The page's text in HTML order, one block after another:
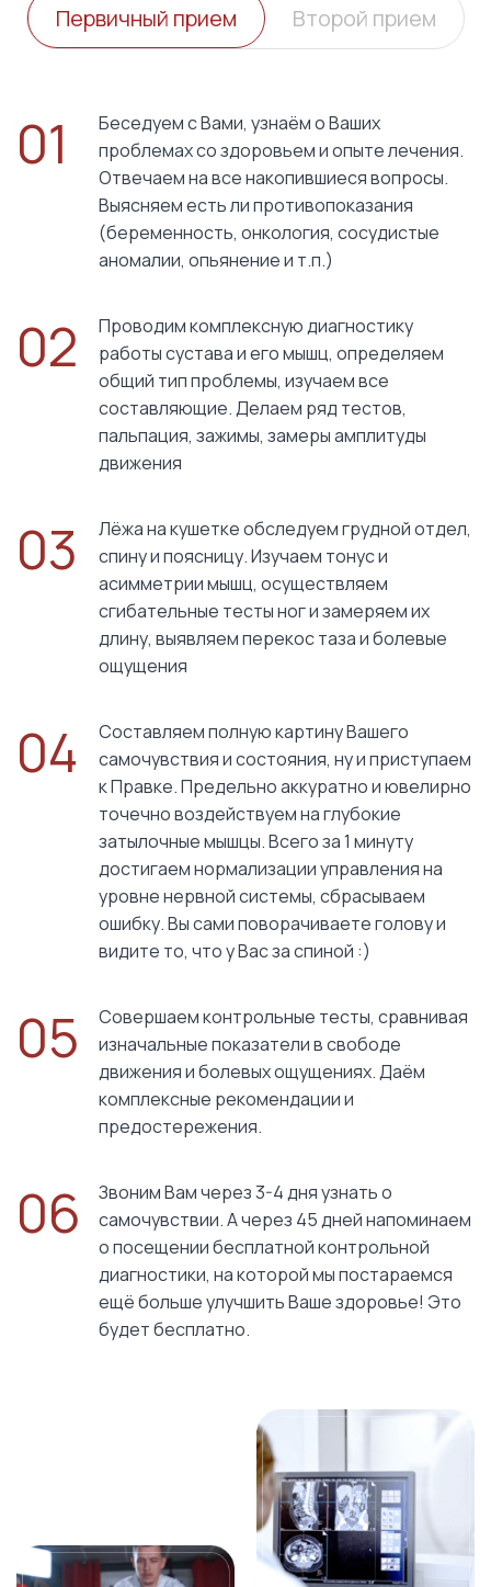
Первичный прием Второй прием
01
Беседуем с Вами, узнаём о Ваших
проблемах со здоровьем и опыте лечения.
Отвечаем на все накопившиеся вопросы.
Выясняем есть ли противопоказания
(беременность, онкология, сосудистые
аномалии, опьянение и т.п.)
02
Проводим комплексную диагностику
работы сустава и его мышц, определяем
общий тип проблемы, изучаем все
составляющие. Делаем ряд тестов,
пальпация, зажимы, замеры амплитуды
движения
03
Лёжа на кушетке обследуем грудной отдел,
спину и поясницу. Изучаем тонус и
асимметрии мышц, осуществляем
сгибательные тесты ног и замеряем их
длину, выявляем перекос таза и болевые
ощущения
04
Составляем полную картину Вашего
самочувствия и состояния, ну и приступаем
к Правке. Предельно аккуратно и ювелирно
точечно воздействуем на глубокие
затылочные мышцы. Всего за 1 минуту
достигаем нормализации управления на
уровне нервной системы, сбрасываем
ошибку. Вы сами поворачиваете голову и
видите то, что у Вас за спиной :)
05
Совершаем контрольные тесты, сравнивая
изначальные показатели в свободе
движения и болевых ощущениях. Даём
комплексные рекомендации и
предостережения.
06
Звоним Вам через 3-4 дня узнать о
самочувствии. А через 45 дней напоминаем
о посещении бесплатной контрольной
диагностики, на которой мы постараемся
ещё больше улучшить Ваше здоровье! Это
будет бесплатно.